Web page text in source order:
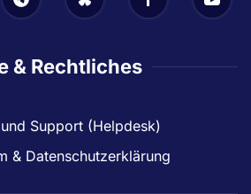
& Rechtliches
Support (Helpdesk)
& Datenschutzerklärung